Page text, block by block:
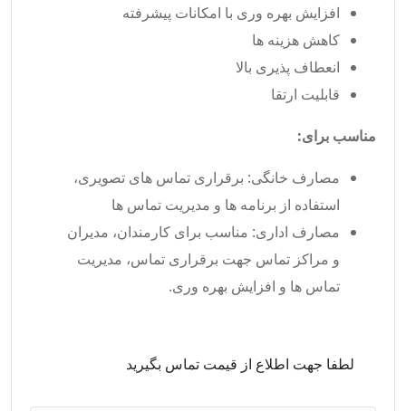
افزایش بهره وری با امکانات پیشرفته
کاهش هزینه ها
انعطاف پذیری بالا
قابلیت ارتقا
مناسب برای:
مصارف خانگی: برقراری تماس های تصویری،
استفاده از برنامه ها و مدیریت تماس ها
مصارف اداری: مناسب برای کارمندان، مدیران
و مراکز تماس جهت برقراری تماس، مدیریت
تماس ها و افزایش بهره وری.
لطفا جهت اطلاع از قیمت تماس بگیرید